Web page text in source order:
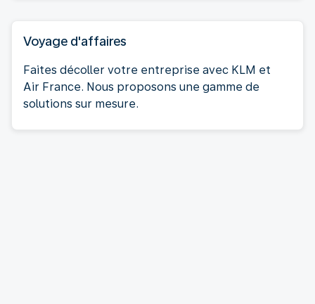
Voyage d'affaires
Faites décoller votre entreprise avec KLM et
Air France. Nous proposons une gamme de
solutions sur mesure.